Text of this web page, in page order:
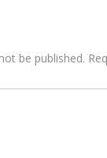
be published.